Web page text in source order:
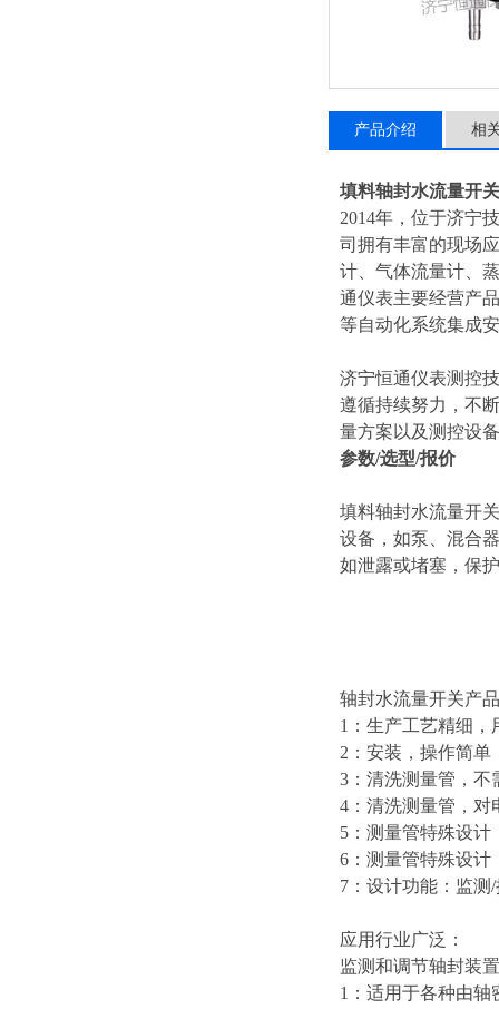
产品介绍 相
填料轴封水流量开
2014年，位于济宁
司拥有丰富的现场
计、气体流量计、
通仪表主要经营产
等自动化系统集成
济宁恒通仪表测控
遵循持续努力，不
量方案以及测控设
参数/选型/报价
填料轴封水流量开关
设备，如泵、混合
如泄露或堵塞，保
轴封水流量开关产
1：生产工艺精细，
2：安装，操作简
3：清洗测量管，不
4：清洗测量管，对
5：测量管特殊设计
6：测量管特殊设计
7：设计功能：监测
应用行业广泛：
监测和调节轴封装
1：适用于各种由